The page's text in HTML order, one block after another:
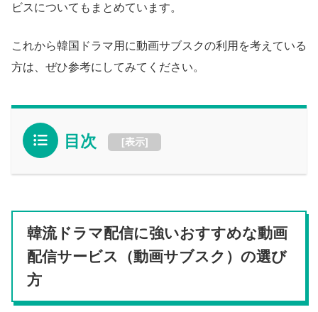
ビスについてもまとめています。
これから韓国ドラマ用に動画サブスクの利用を考えている
方は、ぜひ参考にしてみてください。
目次 [表示]
韓流ドラマ配信に強いおすすめな動画
配信サービス（動画サブスク）の選び
方